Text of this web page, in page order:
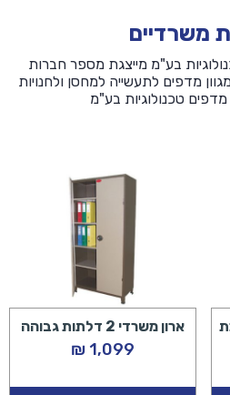
משרדיים
בע"מ מייצגת מספר חברות
מדפים לתעשייה למחסן ולחנויות
טכנולוגיות בע"מ
‏‏‏‏ארון משרדי 2 דלתות גבוהה
1,099
₪